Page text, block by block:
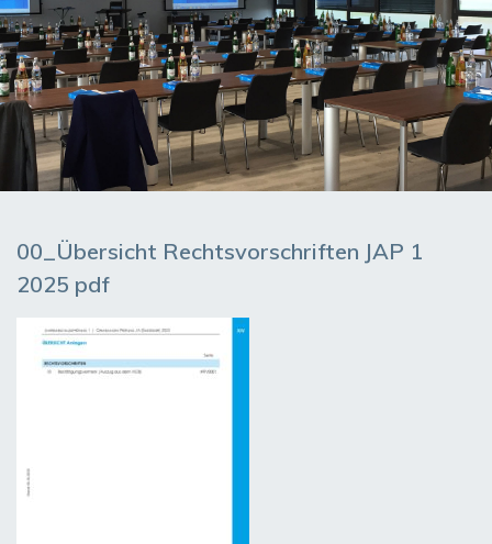
00_Übersicht Rechtsvorschriften JAP 1
2025 pdf